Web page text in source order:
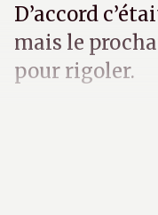
D’accord
mais le
pour rigoler.